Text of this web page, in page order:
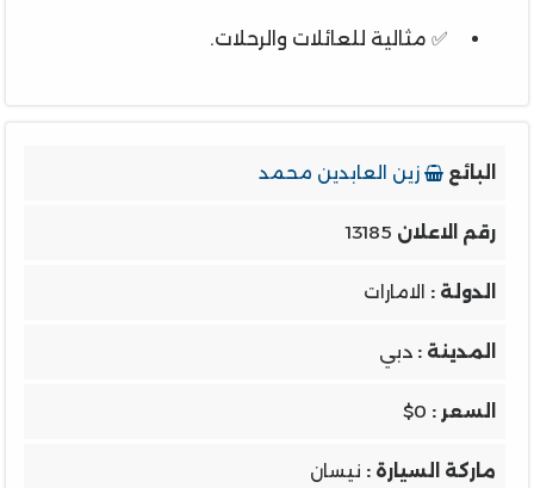
✅ مثالية للعائلات والرحلات.
البائع زين العابدين محمد
رقم الاعلان 13185
الدولة : الامارات
المدينة : دبي
السعر : $0
ماركة السيارة : نيسان